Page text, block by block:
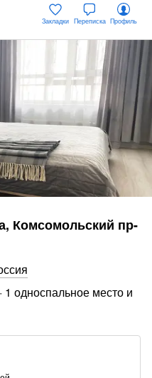
Закладки Переписка Профиль
Комсомольский пр-
· 1 односпальное место и